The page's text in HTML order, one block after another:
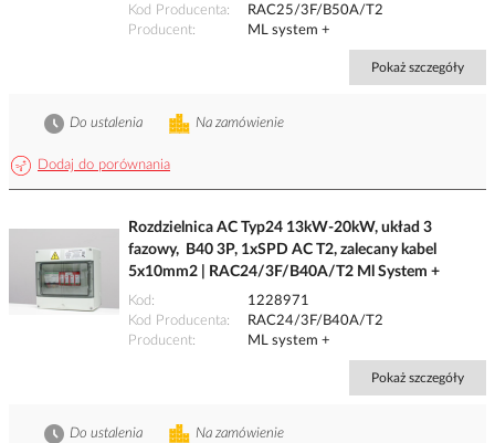
Kod Producenta
RAC25/3F/B50A/T2
Producent
ML system +
Pokaż szczegóły
Dodaj do porównania
Na zamówienie
Do ustalenia
Rozdzielnica AC Typ24 13kW-20kW, układ 3
fazowy, B40 3P, 1xSPD AC T2, zalecany kabel
5x10mm2 | RAC24/3F/B40A/T2 Ml System +
Kod
1228971
Kod Producenta
RAC24/3F/B40A/T2
Producent
ML system +
Pokaż szczegóły
Na zamówienie
Do ustalenia